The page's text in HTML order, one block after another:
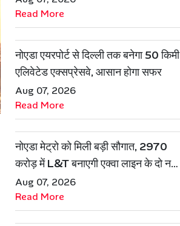
Read More
नोएडा एयरपोर्ट से दिल्ली तक बनेगा 50 किमी
एलिवेटेड एक्सप्रेसवे, आसान होगा सफर
Aug 07, 2026
Read More
नोएडा मेट्रो को मिली बड़ी सौगात, 2970
करोड़ में L&T बनाएगी एक्वा लाइन के दो नए
रूट
Aug 07, 2026
Read More